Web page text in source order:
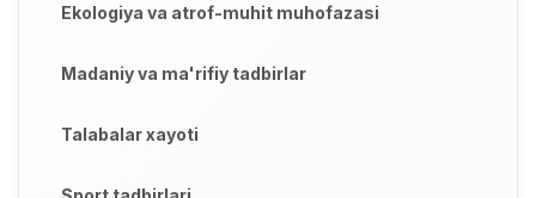
Ekologiya va atrof-muhit muhofazasi
Madaniy va ma'rifiy tadbirlar
Talabalar xayoti